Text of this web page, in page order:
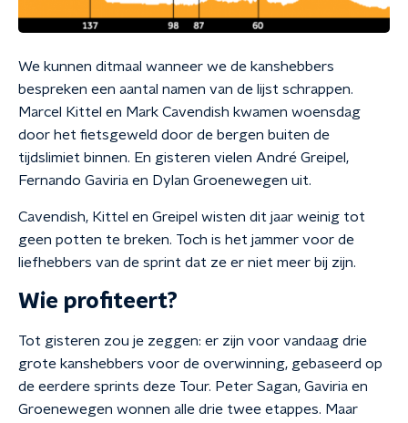
We kunnen ditmaal wanneer we de kanshebbers
bespreken een aantal namen van de lijst schrappen.
Marcel Kittel en Mark Cavendish kwamen woensdag
door het fietsgeweld door de bergen buiten de
tijdslimiet binnen. En gisteren vielen André Greipel,
Fernando Gaviria en Dylan Groenewegen uit.
Cavendish, Kittel en Greipel wisten dit jaar weinig tot
geen potten te breken. Toch is het jammer voor de
liefhebbers van de sprint dat ze er niet meer bij zijn.
Wie profiteert?
Tot gisteren zou je zeggen: er zijn voor vandaag drie
grote kanshebbers voor de overwinning, gebaseerd op
de eerdere sprints deze Tour. Peter Sagan, Gaviria en
Groenewegen wonnen alle drie twee etappes. Maar